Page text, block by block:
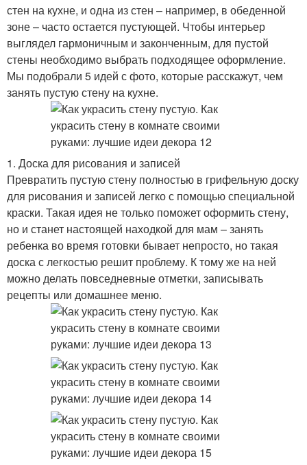
стен на кухне, и одна из стен – например, в обеденной
зоне – часто остается пустующей. Чтобы интерьер
выглядел гармоничным и законченным, для пустой
стены необходимо выбрать подходящее оформление.
Мы подобрали 5 идей с фото, которые расскажут, чем
занять пустую стену на кухне.
1. Доска для рисования и записей
Превратить пустую стену полностью в грифельную доску
для рисования и записей легко с помощью специальной
краски. Такая идея не только поможет оформить стену,
но и станет настоящей находкой для мам – занять
ребенка во время готовки бывает непросто, но такая
доска с легкостью решит проблему. К тому же на ней
можно делать повседневные отметки, записывать
рецепты или домашнее меню.